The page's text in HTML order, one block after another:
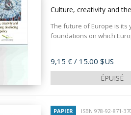
Culture, creativity and
The future of Europe is
foundations on which
Prix
9,15 € / 15.00 $US
ÉPUISÉ
PAPIER ISBN 978-92-871-